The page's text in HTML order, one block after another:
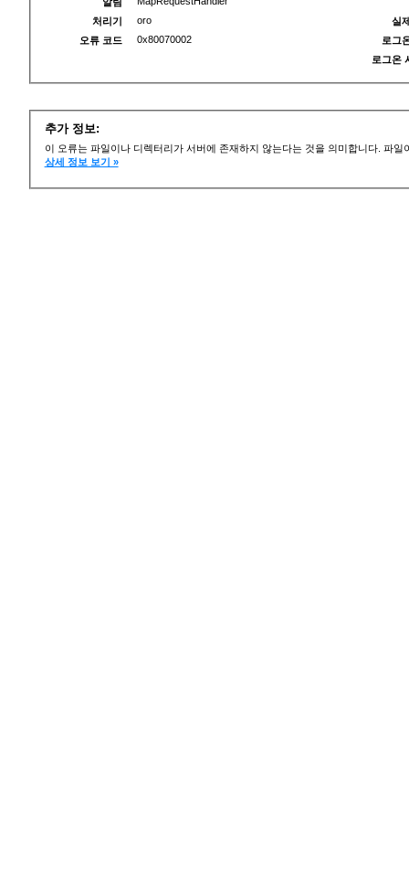
처리기
oro
오류 코드
0x80070002
실
로그
로그온
추가 정보:
이 오류는 파일이나 디렉터리가 서버에 존재하지 않는다는 것을 의미합니다. 파
상세 정보 보기 »